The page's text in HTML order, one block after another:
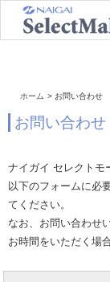
ホーム お問い合わせ
お問い合わせ
ナイガイ セレクトモ
以下のフォームに必
てください。
なお、お問い合わせ
お時間をいただく場